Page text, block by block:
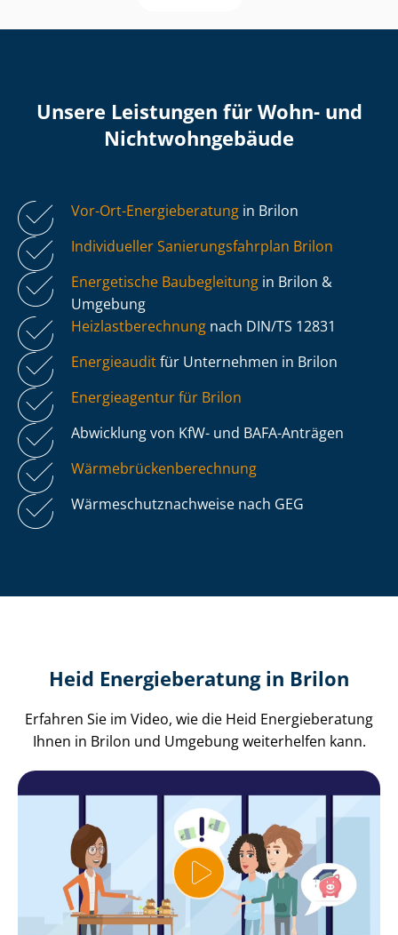
Unsere Leistungen für Wohn- und
Nicht­wohn­ge­bäu­de
Vor-Ort-Energieberatung in Brilon
Individueller Sa­nie­rungs­fahr­plan Brilon
Energetische Baubegleitung in Brilon &
Umgebung
Heiz­last­be­rech­nung nach DIN/TS 12831
Energieauditfür Unternehmen in Brilon
Energieagentur für Brilon
Abwicklung von KfW- und BAFA-Anträgen
Wär­me­brü­cken­be­rech­nung
Wär­me­schutz­nach­wei­se nach GEG
Heid Energieberatung in Brilon
Erfahren Sie im Video, wie die Heid Energieberatung
Ihnen in Brilon und Umgebung weiterhelfen kann.